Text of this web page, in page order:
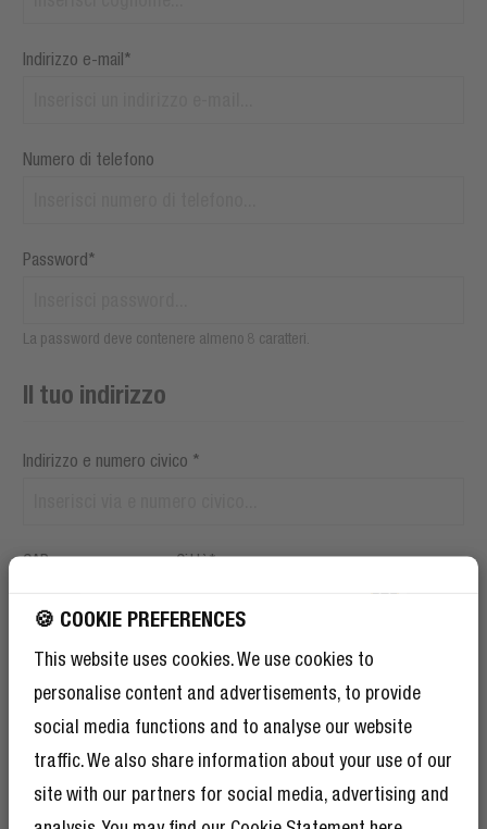
🍪 COOKIE PREFERENCES
This website uses cookies. We use cookies to
personalise content and advertisements, to provide
social media functions and to analyse our website
traffic. We also share information about your use of our
site with our partners for social media, advertising and
Indirizzo e-mail*
Numero di telefono
Password*
La password deve contenere almeno 8 caratteri.
Il tuo indirizzo
Indirizzo e numero civico *
CAP Città*
Complemento indirizzo 1
Paese*
OTTIENI IL 10% DI
SCONTO SUL TUO
PROSSIMO ORDINE!
diventare un membro del Rebel Club
significa godere anche di tantissimi altri
vantaggi.Trova ulteriori informazioni qui.